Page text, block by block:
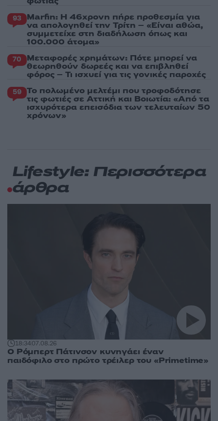
93 Marfin: Η 46χρονη πήρε προθεσμία για
να απολογηθεί την Τρίτη – «Είναι αθώα,
συμμετείχε στη διαδήλωση όπως και
100.000 άτομα»
70 Μεταφορές χρημάτων: Πότε μπορεί να
θεωρηθούν δωρεές και να επιβληθεί
φόρος – Τι ισχυεί για τις γονικές παροχές
59 Το πολωμένο μελτέμι που τροφοδότησε
τις φωτιές σε Αττική και Βοιωτία: «Από τα
ισχυρότερα επεισόδια των τελευταίων 50
χρόνων»
Lifestyle: Περισσότερα
άρθρα
18:3407.08.26
Ο Ρόμπερτ Πάτινσον κυνηγάει έναν
παιδόφιλο στο πρώτο τρέιλερ του «Primetime»